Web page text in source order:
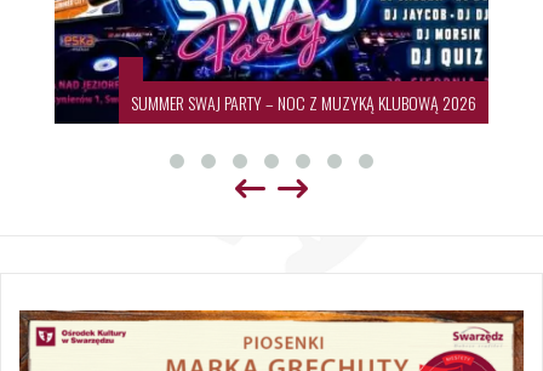
SUMMER SWAJ PARTY – NOC Z MUZYKĄ KLUBOWĄ 2026